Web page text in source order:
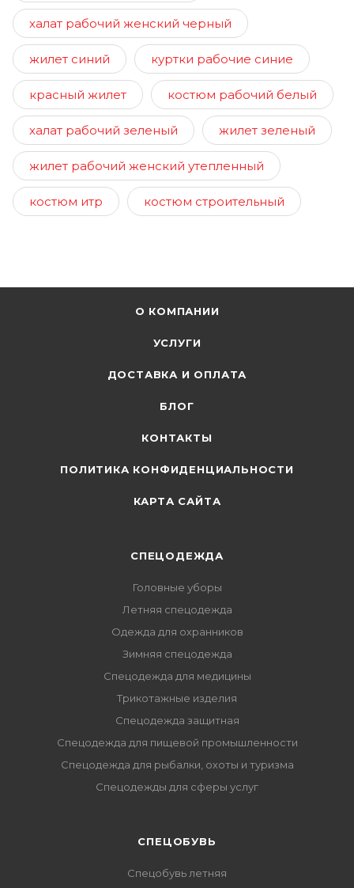
халат рабочий женский черный
жилет синий куртки рабочие синие
красный жилет костюм рабочий белый
халат рабочий зеленый жилет зеленый
жилет рабочий женский утепленный
костюм итр костюм строительный
О КОМПАНИИ
УСЛУГИ
ДОСТАВКА И ОПЛАТА
БЛОГ
КОНТАКТЫ
ПОЛИТИКА КОНФИДЕНЦИАЛЬНОСТИ
КАРТА САЙТА
СПЕЦОДЕЖДА
Головные уборы
Летняя спецодежда
Одежда для охранников
Зимняя спецодежда
Спецодежда для медицины
Трикотажные изделия
Спецодежда защитная
Спецодежда для пищевой промышленности
Спецодежда для рыбалки, охоты и туризма
Спецодежды для сферы услуг
CПЕЦОБУВЬ
Спецобувь летняя